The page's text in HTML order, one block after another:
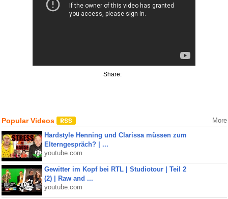
Share:
Popular Videos More
Hardstyle Henning und Clarissa müssen zum
Elterngespräch? | ...
youtube.com
Gewitter im Kopf bei RTL | Studiotour | Teil 2
(2) | Raw and ...
youtube.com